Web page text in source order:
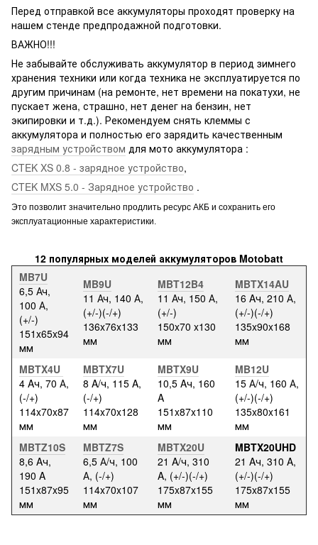
Перед отправкой все аккумуляторы проходят проверку на
нашем стенде предпродажной подготовки.
ВАЖНО!!!
Не забывайте обслуживать аккумулятор в период зимнего
хранения техники или когда техника не эксплуатируется по
другим причинам (на ремонте, нет времени на покатухи, не
пускает жена, страшно, нет денег на бензин, нет
экипировки и т.д.). Рекомендуем снять клеммы с
аккумулятора и полностью его зарядить качественным
зарядным устройством для мото аккумулятора :
CTEK XS 0.8 - зарядное устройство,
CTEK MXS 5.0 - Зарядное устройство .
Это позволит значительно продлить ресурс АКБ и сохранить его
эксплуатационные характеристики.
12 популярных моделей аккумуляторов Motobatt
MB7U
6,5 Ач,
100 А,
(+/-)
151x65x94
мм
MB9U
11 Ач, 140 А,
(+/-)(-/+)
136x76x133
мм
MBT12B4
11 Ач, 150 А,
(+/-)
150x70 x130
мм
MBTX14AU
16 Aч, 210 А,
(+/-)(-/+)
135x90x168
мм
MBTX4U
4 Aч, 70 А,
(-/+)
114x70x87
мм
MBTX7U
8 A/ч, 115 A,
(-/+)
114x70x128
мм
MBTX9U
10,5 Aч, 160
A
151x87x110
мм
MB12U
15 А/ч, 160 А,
(+/-)(-/+)
135x80x161
мм
MBTZ10S
8,6 Aч,
190 A
151x87x95
мм
MBTZ7S
6,5 А/ч, 100
А, (-/+)
114x70x107
мм
MBTX20U
21 A/ч, 310
A, (+/-)(-/+)
175x87x155
мм
MBTX20UHD
21 Aч, 310 A,
(+/-)(-/+)
175x87x155
мм